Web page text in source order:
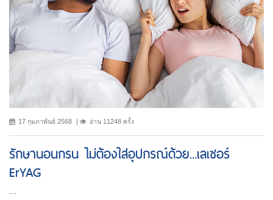
17 กุมภาพันธ์ 2568 อ่าน 11248 ครั้ง
รักษานอนกรน ไม่ต้องใส่อุปกรณ์ด้วย...เลเซอร์
ErYAG